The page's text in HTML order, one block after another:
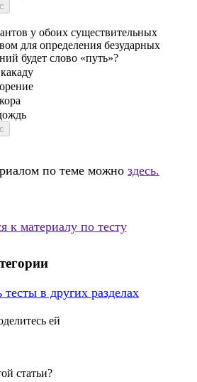
у обоих существительных
для определения безударных
будет слово «путь»?
по теме можно здесь.
к материалу по тесту
в других разделах
ей
статьи?